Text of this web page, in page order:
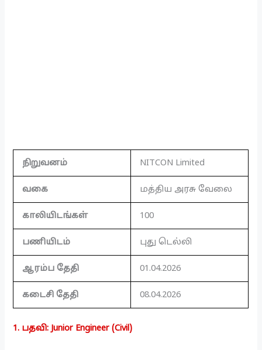
நிறுவனம் NITCON Limited
வகை மத்திய அரசு வேலை
காலியிடங்கள் 100
பணியிடம் புது டெல்லி
ஆரம்ப தேதி 01.04.2026
கடைசி தேதி 08.04.2026
1. பதவி: Junior Engineer (Civil)